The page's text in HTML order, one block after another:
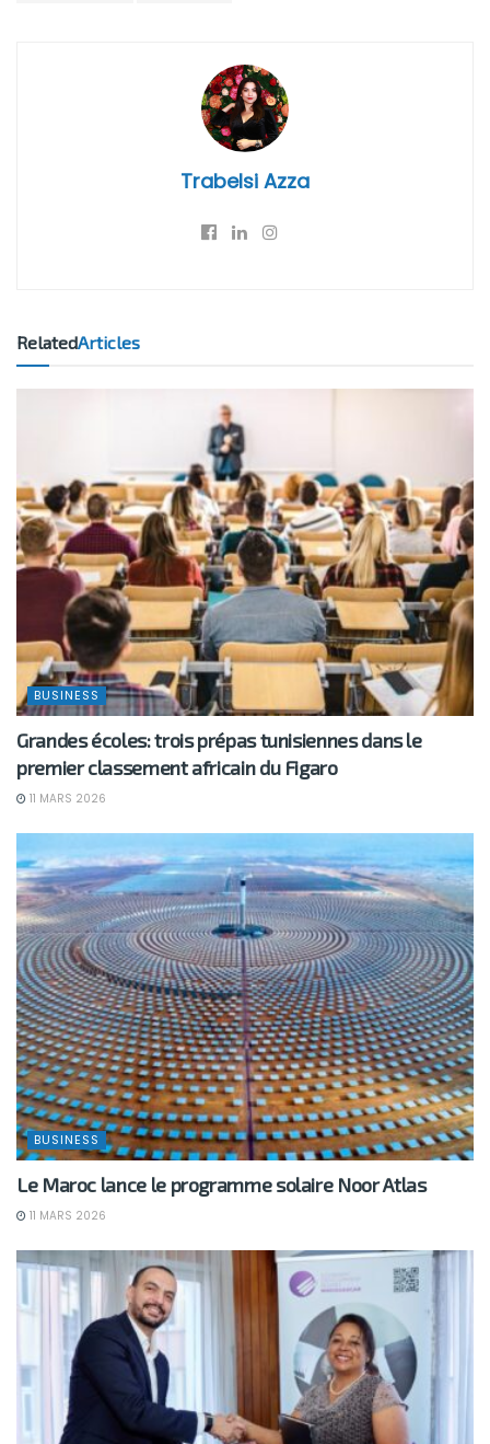
Trabelsi Azza
RelatedArticles
BUSINESS
Grandes écoles: trois prépas tunisiennes dans le
premier classement africain du Figaro
11 MARS 2026
BUSINESS
Le Maroc lance le programme solaire Noor Atlas
11 MARS 2026